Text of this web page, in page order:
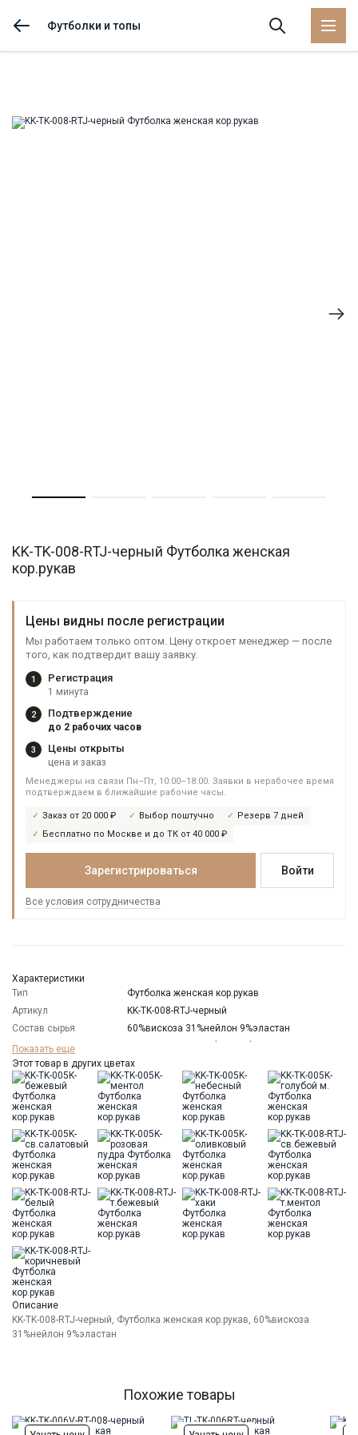
Футболки и топы
KK-TK-008-RTJ-черный Футболка женская
кор.рукав
Цены видны после регистрации
Мы работаем только оптом. Цену откроет менеджер — после
того, как подтвердит вашу заявку.
1 Регистрация
1 минута
2 Подтверждение
до 2 рабочих часов
3 Цены открыты
цена и заказ
Менеджеры на связи Пн–Пт, 10:00–18:00. Заявки в нерабочее время
подтверждаем в ближайшие рабочие часы.
Заказ от 20 000 ₽ Выбор поштучно
Резерв 7 дней
Бесплатно по Москве и до ТК от 40 000 ₽
Зарегистрироваться Войти
Все условия сотрудничества
Характеристики
Тип
Футболка женская кор.рукав
Артикул
KK-TK-008-RTJ-черный
Состав сырья
60%вискоза 31%нейлон 9%эластан
Бренд
Модель
Оверсайз
Цвет
Черный
Ворот
Круглый
Силуэт
Свободный силуэт / Оversize
Показать еще
Этот товар в других цветах
Описание
KK-TK-008-RTJ-черный, Футболка женская кор.рукав, 60%вискоза
31%нейлон 9%эластан
Похожие товары